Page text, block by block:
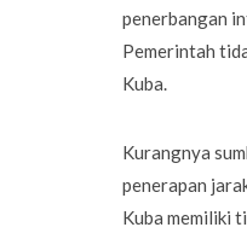
penerbangan
Pemerintah
Kuba.
Kurangnya
penerapan
Kuba memiliki